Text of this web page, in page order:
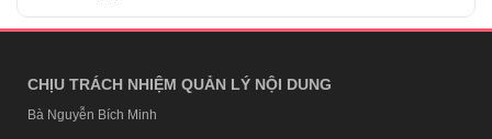
CHỊU TRÁCH NHIỆM QUẢN LÝ NỘI DUNG
Bà Nguyễn Bích Minh